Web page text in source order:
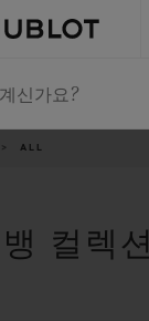
신가요?
ALL
컬렉션